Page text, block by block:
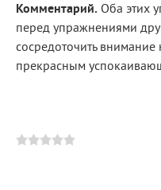
Комментарий. Оба этих
перед упражнениями
сосредоточить внимание
прекрасным